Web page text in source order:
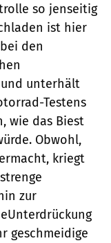
so jenseitig
ist hier
den
unterhält
Testens
wie das Biest
Obwohl,
kriegt
zur
geschmeidige